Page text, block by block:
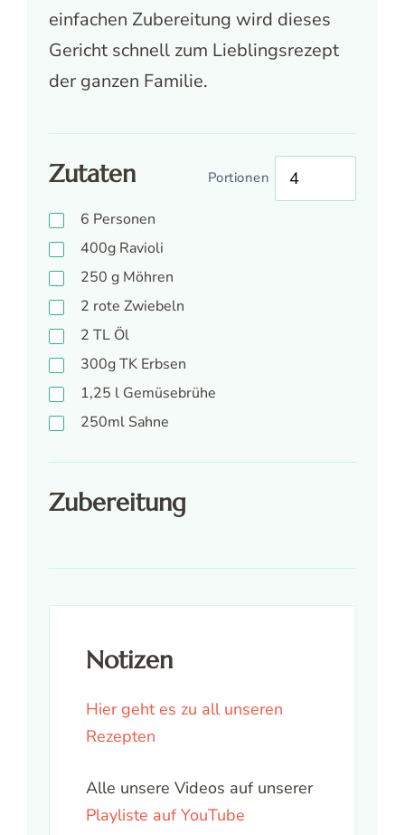
einfachen Zubereitung wird dieses
Gericht schnell zum Lieblingsrezept
der ganzen Familie.
Zutaten Portionen
6 Personen
400g Ravioli
250 g Möhren
2 rote Zwiebeln
2 TL Öl
300g TK Erbsen
1,25 l Gemüsebrühe
250ml Sahne
Zubereitung
Notizen
Hier geht es zu all unseren
Rezepten
Alle unsere Videos auf unserer
Playliste auf YouTube